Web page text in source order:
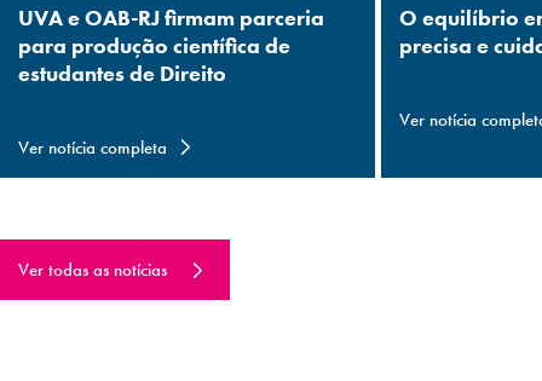
UVA e OAB-RJ firmam parceria
para produção científica de
estudantes de Direito
Ver notícia completa
O equilíbrio
precisa e
Ver notícia
Ver todas as notícias